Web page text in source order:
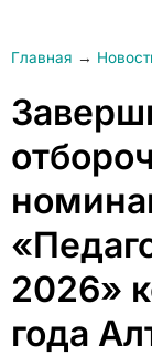
Главная →
2026»
года